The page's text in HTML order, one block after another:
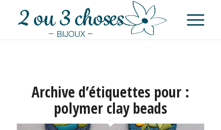
Archive d’étiquettes pour :
polymer clay beads